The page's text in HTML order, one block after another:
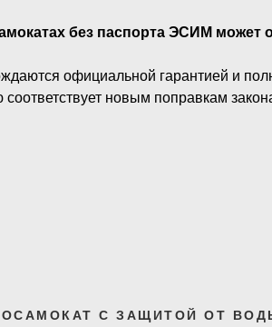
без паспорта ЭСИМ
официальной гарантией и
соответствует новым поправкам
С ЗАЩИТОЙ ОТ